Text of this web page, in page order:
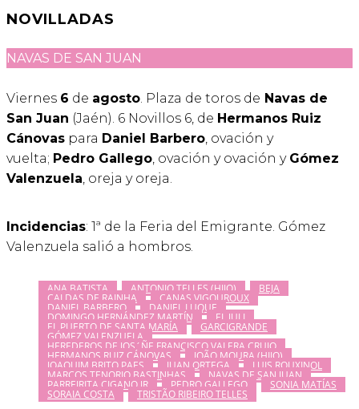
NOVILLADAS
NAVAS DE SAN JUAN
Viernes 6 de agosto. Plaza de toros de Navas de
San Juan (Jaén). 6 Novillos 6, de Hermanos Ruiz
Cánovas para Daniel Barbero, ovación y
vuelta; Pedro Gallego, ovación y ovación y Gómez
Valenzuela, oreja y oreja.
Incidencias: 1ª de la Feria del Emigrante. Gómez
Valenzuela salió a hombros.
ANA BATISTA ANTONIO TELLES (HIJO) BEJA
CALDAS DE RAINHA CANAS VIGOUROUX
DANIEL BARBERO DANIEL LUQUE
DOMINGO HERNÁNDEZ MARTÍN EL JULI
EL PUERTO DE SANTA MARÍA GARCIGRANDE
GÓMEZ VALENZUELA
HEREDEROS DE JOS´ÑE FRANCISCO VALERA CRUJO
HERMANOS RUIZ CÁNOVAS JOÃO MOURA (HIJO)
JOAQUIM BRITO PAES JUAN ORTEGA LUIS ROUXINOL
MARCOS TENORIO BASTINHAS NAVAS DE SAN JUAN
PARREIRITA CIGANO JR PEDRO GALLEGO SONIA MATÍAS
SORAIA COSTA TRISTÃO RIBEIRO TELLES